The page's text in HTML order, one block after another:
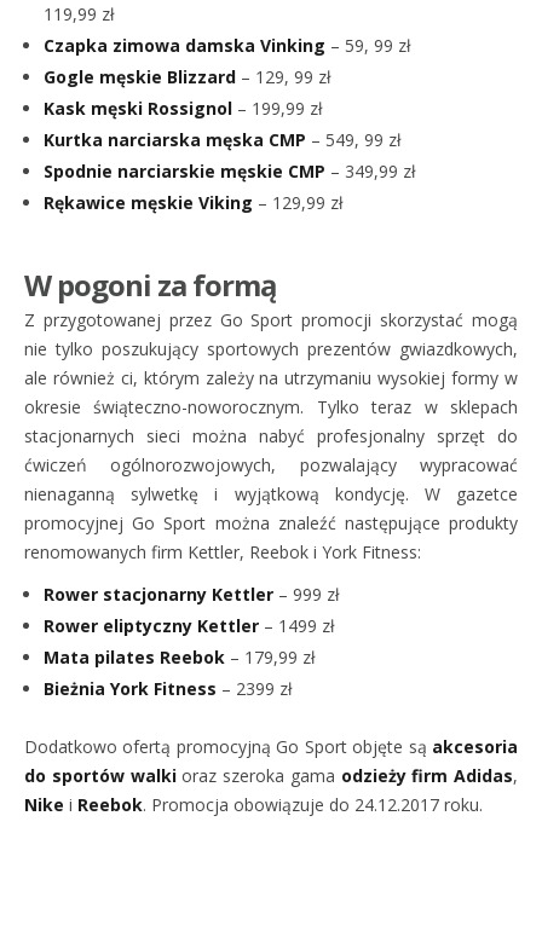
119,99 zł
Czapka zimowa damska Vinking – 59, 99 zł
Gogle męskie Blizzard – 129, 99 zł
Kask męski Rossignol – 199,99 zł
Kurtka narciarska męska CMP – 549, 99 zł
Spodnie narciarskie męskie CMP – 349,99 zł
Rękawice męskie Viking – 129,99 zł
W pogoni za formą
Z przygotowanej przez Go Sport promocji skorzystać mogą
nie tylko poszukujący sportowych prezentów gwiazdkowych,
ale również ci, którym zależy na utrzymaniu wysokiej formy w
okresie świąteczno-noworocznym. Tylko teraz w sklepach
stacjonarnych sieci można nabyć profesjonalny sprzęt do
ćwiczeń ogólnorozwojowych, pozwalający wypracować
nienaganną sylwetkę i wyjątkową kondycję. W gazetce
promocyjnej Go Sport można znaleźć następujące produkty
renomowanych firm Kettler, Reebok i York Fitness:
Rower stacjonarny Kettler – 999 zł
Rower eliptyczny Kettler – 1499 zł
Mata pilates Reebok – 179,99 zł
Bieżnia York Fitness – 2399 zł
Dodatkowo ofertą promocyjną Go Sport objęte są akcesoria
do sportów walkioraz szeroka gama odzieży firm Adidas,
Nike i Reebok. Promocja obowiązuje do 24.12.2017 roku.